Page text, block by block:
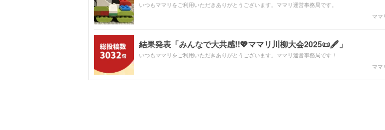
いつもママリをご利用いただきありがとうございます。ママリ運営事務局です。
ママ
結果発表「みんなで大共感!!💖ママリ川柳大会2025📜🖋️」
いつもママリをご利用いただきありがとうございます。ママリ運営事務局です！
ママ